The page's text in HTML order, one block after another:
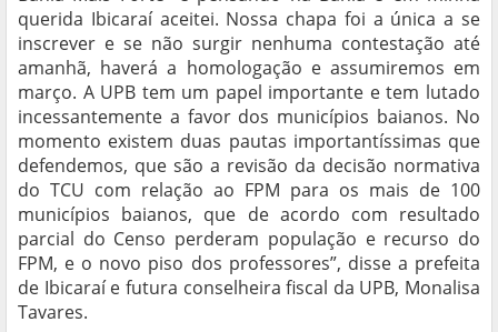
querida Ibicaraí aceitei. Nossa chapa foi a única a se
inscrever e se não surgir nenhuma contestação até
amanhã, haverá a homologação e assumiremos em
março. A UPB tem um papel importante e tem lutado
incessantemente a favor dos municípios baianos. No
momento existem duas pautas importantíssimas que
defendemos, que são a revisão da decisão normativa
do TCU com relação ao FPM para os mais de 100
municípios baianos, que de acordo com resultado
parcial do Censo perderam população e recurso do
FPM, e o novo piso dos professores”, disse a prefeita
de Ibicaraí e futura conselheira fiscal da UPB, Monalisa
Tavares.